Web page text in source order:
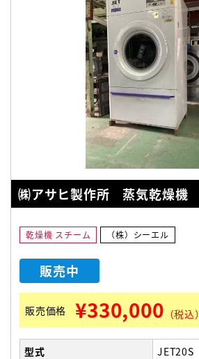
㈱アサヒ製作所 蒸気乾燥機
乾燥機 スチーム （株）シーエル
販売中
販売価格 ¥330,000 （税込）
型式
JET20S